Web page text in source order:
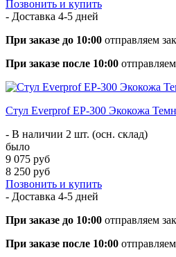
Позвонить и купить
- Доставка 4-5 дней
При заказе до 10:00 отправляем
При заказе после 10:00
Стул Everprof EP-300 Экокожа
- В наличии 2 шт. (осн. склад)
было
9 075 руб
8 250 руб
Позвонить и купить
- Доставка 4-5 дней
При заказе до 10:00 отправляем
При заказе после 10:00